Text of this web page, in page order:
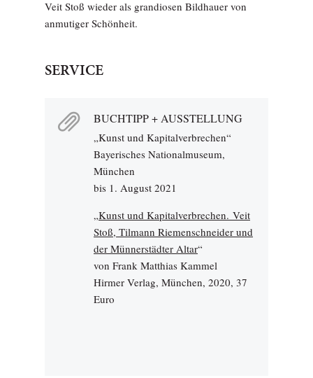
Veit Stoß wieder als grandiosen Bildhauer von
anmutiger Schönheit.
SERVICE
BUCHTIPP + AUSSTELLUNG
„Kunst und Kapitalverbrechen“
Bayerisches Nationalmuseum,
München
bis 1. August 2021
„Kunst und Kapitalverbrechen. Veit
Stoß, Tilmann Riemenschneider und
der Münnerstädter Altar“
von Frank Matthias Kammel
Hirmer Verlag, München, 2020, 37
Euro